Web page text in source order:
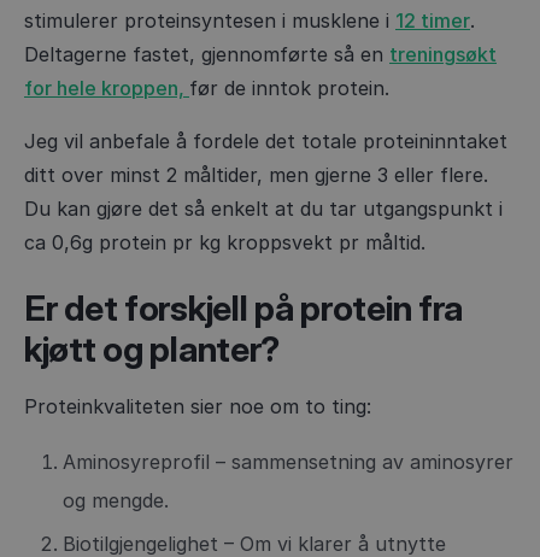
stimulerer proteinsyntesen i musklene i 12 timer.
Deltagerne fastet, gjennomførte så en treningsøkt
for hele kroppen, før de inntok protein.
Jeg vil anbefale å fordele det totale proteininntaket
ditt over minst 2 måltider, men gjerne 3 eller flere.
Du kan gjøre det så enkelt at du tar utgangspunkt i
ca 0,6g protein pr kg kroppsvekt pr måltid.
Er det forskjell på protein fra
kjøtt og planter?
Proteinkvaliteten sier noe om to ting:
Aminosyreprofil – sammensetning av aminosyrer
og mengde.
Biotilgjengelighet – Om vi klarer å utnytte